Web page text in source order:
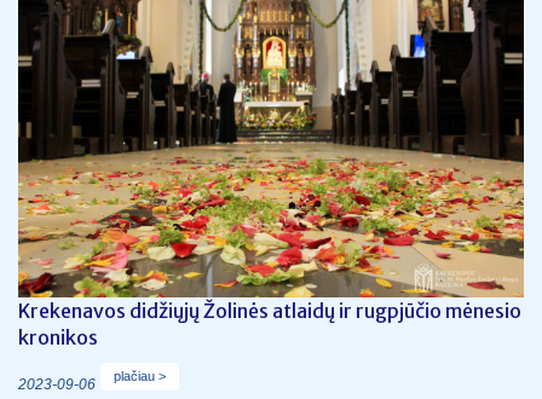
Krekenavos didžiųjų Žolinės atlaidų ir rugpjūčio mėnesio
kronikos
2023-09-06 plačiau >